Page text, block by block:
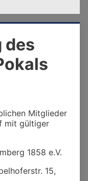
des
Mitglieder
mit gültiger
1858 e.V.
15,